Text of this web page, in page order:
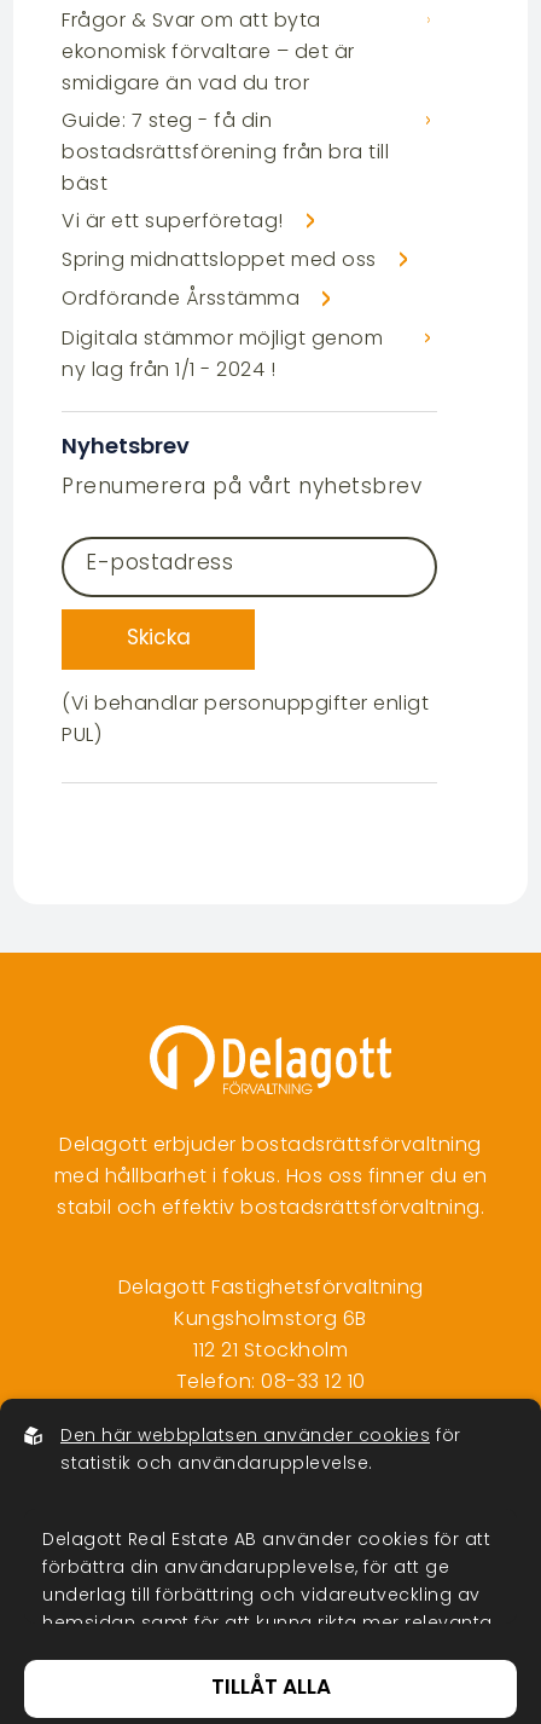
Frågor & Svar om att byta
ekonomisk förvaltare – det är
smidigare än vad du tror
Guide: 7 steg - få din
bostadsrättsförening från bra till
bäst
Vi är ett superföretag!
Spring midnattsloppet med oss
Ordförande Årsstämma
Digitala stämmor möjligt genom
ny lag från 1/1 - 2024 !
Nyhetsbrev
Prenumerera på vårt nyhetsbrev
E-postadress
Skicka
(Vi behandlar personuppgifter enligt
PUL)
Delagott erbjuder bostadsrättsförvaltning
med hållbarhet i fokus. Hos oss finner du en
stabil och effektiv bostadsrättsförvaltning.
Delagott Fastighetsförvaltning
Kungsholmstorg 6B
112 21 Stockholm
Telefon: 08-33 12 10
Org.nr: 556792-5200
Delagott i Sociala medier
Vi vill ha en nära relation med våra
Den här webbplatsen använder cookies för
statistik och användarupplevelse.
Delagott Real Estate AB använder cookies för att
förbättra din användarupplevelse, för att ge
underlag till förbättring och vidareutveckling av
hemsidan samt för att kunna rikta mer relevanta
personuppgiftspolicy
TILLÅT ALLA